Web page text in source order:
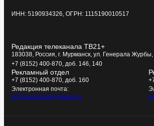
ИНН: 5190934326, ОГРН: 1115190010517
Редакция телеканала ТВ21+
183038, Россия, г. Мурманск, ул. Генерала Журбы,
+7 (8152) 400-870, доб. 146, 140
Рекламный отдел
+7 (8152) 400-870, доб. 160
Электронная почта:
tv21kompania@yandex.ru